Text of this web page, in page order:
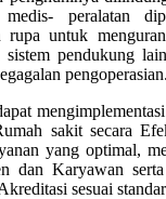
peralatan
rupa untuk
pendukung
pengoperasian.
sakit secara
yang optimal,
dan Karyawan
sesuai